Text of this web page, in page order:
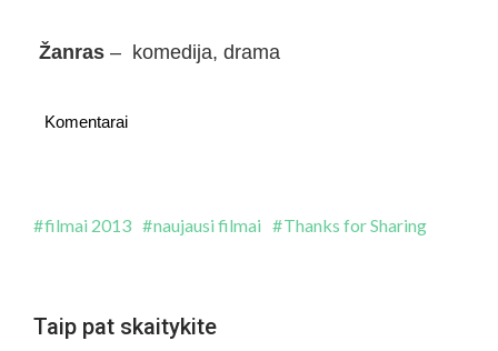
Žanras – komedija, drama
Komentarai
filmai 2013 naujausi filmai Thanks for Sharing
Taip pat skaitykite